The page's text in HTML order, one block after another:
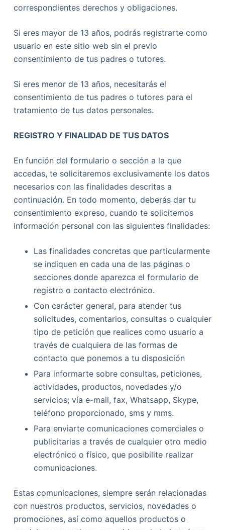
correspondientes derechos y obligaciones.
Si eres mayor de 13 años, podrás registrarte como
usuario en este sitio web sin el previo
consentimiento de tus padres o tutores.
Si eres menor de 13 años, necesitarás el
consentimiento de tus padres o tutores para el
tratamiento de tus datos personales.
REGISTRO Y FINALIDAD DE TUS DATOS
En función del formulario o sección a la que
accedas, te solicitaremos exclusivamente los datos
necesarios con las finalidades descritas a
continuación. En todo momento, deberás dar tu
consentimiento expreso, cuando te solicitemos
información personal con las siguientes finalidades:
Las finalidades concretas que particularmente
se indiquen en cada una de las páginas o
secciones donde aparezca el formulario de
registro o contacto electrónico.
Con carácter general, para atender tus
solicitudes, comentarios, consultas o cualquier
tipo de petición que realices como usuario a
través de cualquiera de las formas de
contacto que ponemos a tu disposición
Para informarte sobre consultas, peticiones,
actividades, productos, novedades y/o
servicios; vía e-mail, fax, Whatsapp, Skype,
teléfono proporcionado, sms y mms.
Para enviarte comunicaciones comerciales o
publicitarias a través de cualquier otro medio
electrónico o físico, que posibilite realizar
comunicaciones.
Estas comunicaciones, siempre serán relacionadas
con nuestros productos, servicios, novedades o
promociones, así como aquellos productos o